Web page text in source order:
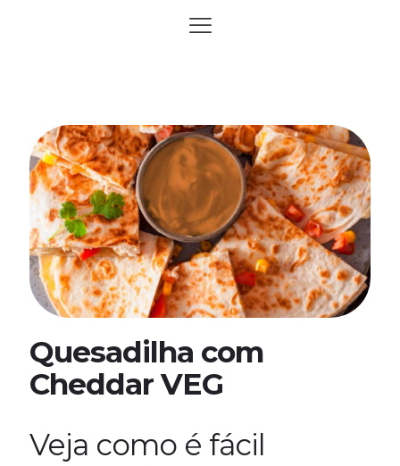
Quesadilha com
Cheddar VEG
Veja como é fácil